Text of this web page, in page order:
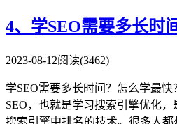
4、学SEO需要多长时
2023-08-12阅读(3462)
学SEO需要多长时间？怎么学最
SEO，也就是学习搜索引擎优化
搜索引擎中排名的技术。很多人